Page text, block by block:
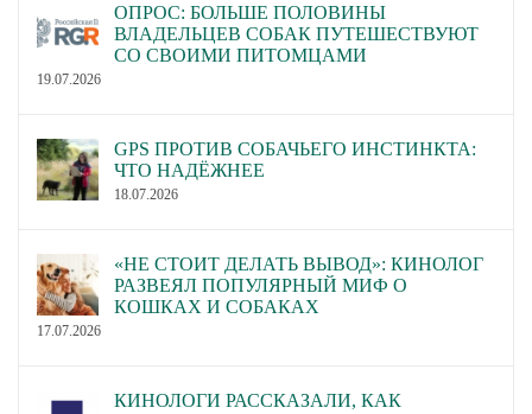
ОПРОС: БОЛЬШЕ ПОЛОВИНЫ
ВЛАДЕЛЬЦЕВ СОБАК ПУТЕШЕСТВУЮТ
СО СВОИМИ ПИТОМЦАМИ
19.07.2026
GPS ПРОТИВ СОБАЧЬЕГО ИНСТИНКТА:
ЧТО НАДЁЖНЕЕ
18.07.2026
«НЕ СТОИТ ДЕЛАТЬ ВЫВОД»: КИНОЛОГ
РАЗВЕЯЛ ПОПУЛЯРНЫЙ МИФ О
КОШКАХ И СОБАКАХ
17.07.2026
КИНОЛОГИ РАССКАЗАЛИ, КАК